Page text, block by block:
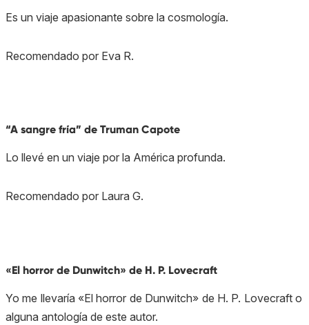
Es un viaje apasionante sobre la cosmología.
Recomendado por Eva R.
“A sangre fría” de Truman Capote
Lo llevé en un viaje por la América profunda.
Recomendado por Laura G.
«El horror de Dunwitch» de H. P. Lovecraft
Yo me llevaría «El horror de Dunwitch» de H. P. Lovecraft o
alguna antología de este autor.